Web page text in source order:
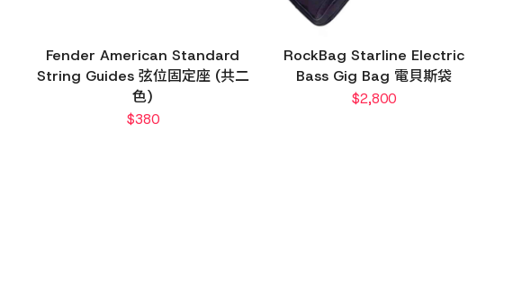
Fender American Standard
String Guides 弦位固定座 (共二
色)
$380
RockBag Starline Electric
Bass Gig Bag 電貝斯袋
$2,800